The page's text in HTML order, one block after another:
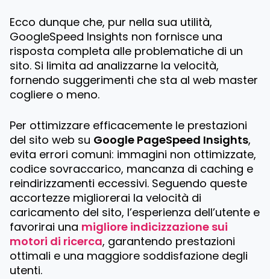
Ecco dunque che, pur nella sua utilità,
GoogleSpeed Insights non fornisce una
risposta completa alle problematiche di un
sito. Si limita ad analizzarne la velocità,
fornendo suggerimenti che sta al web master
cogliere o meno.
Per ottimizzare efficacemente le prestazioni
del sito web su Google PageSpeed Insights,
evita errori comuni: immagini non ottimizzate,
codice sovraccarico, mancanza di caching e
reindirizzamenti eccessivi. Seguendo queste
accortezze migliorerai la velocità di
caricamento del sito, l’esperienza dell’utente e
favorirai una migliore indicizzazione sui
motori di ricerca, garantendo prestazioni
ottimali e una maggiore soddisfazione degli
utenti.